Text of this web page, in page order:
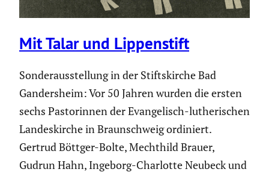
Mit Talar und Lippen­stift
Sonder­aus­stel­lung in der Stifts­kirche Bad
Ganders­heim: Vor 50 Jahren wurden die ersten
sechs Pasto­rinnen der Evange­lisch-luthe­ri­schen
Landes­kirche in Braun­schweig ordiniert.
Gertrud Böttger-Bolte, Mechthild Brauer,
Gudrun Hahn, Ingeborg-Charlotte Neubeck und